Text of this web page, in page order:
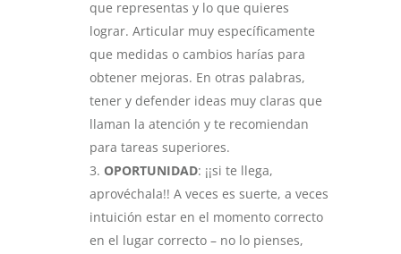
que representas y lo que quieres
lograr. Articular muy específicamente
que medidas o cambios harías para
obtener mejoras. En otras palabras,
tener y defender ideas muy claras que
llaman la atención y te recomiendan
para tareas superiores.
OPORTUNIDAD: ¡¡si te llega,
aprovéchala!! A veces es suerte, a veces
intuición estar en el momento correcto
en el lugar correcto – no lo pienses,